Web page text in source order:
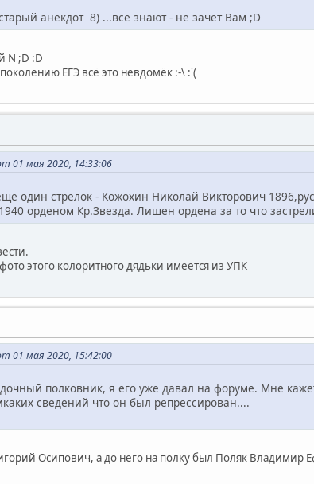
анекдот 8) ...все знают - не зачет Вам ;D
N ;D :D
ЕГЭ всё это невдомёк :-\ :'(
01 мая 2020, 14:33:06
один стрелок - Кожохин Николай Викторович
орденом Кр.Звезда. Лишен ордена за то что
этого колоритного дядьки имеется из УПК
01 мая 2020, 15:42:00
полковник, я его уже давал на форуме. Мне
сведений что он был репрессирован....
Осипович, а до него на полку был Поляк Владимир